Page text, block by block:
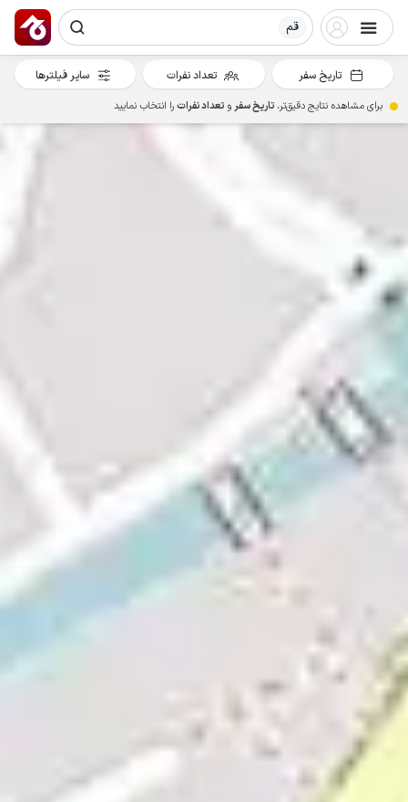
قم
تاریخ سفر تعداد نفرات سایر فیلترها
برای مشاهده نتایج دقیق‌تر، تاریخ سفرو تعداد نفراترا انتخاب نمایید